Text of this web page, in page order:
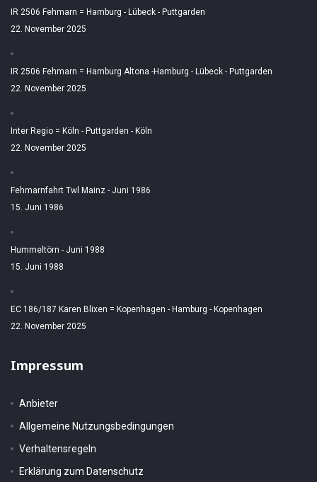
IR 2506 Fehmarn = Hamburg - Lübeck - Puttgarden
22. November 2025
IR 2506 Fehmarn = Hamburg Altona -Hamburg - Lübeck - Puttgarden
22. November 2025
Inter Regio = Köln - Puttgarden - Köln
22. November 2025
Fehmarnfahrt Twl Mainz - Juni 1986
15. Juni 1986
Hummeltörn - Juni 1988
15. Juni 1988
EC 186/187 Karen Blixen = Kopenhagen - Hamburg - Kopenhagen
22. November 2025
Impressum
Anbieter
Allgemeine Nutzungsbedingungen
Verhaltensregeln
Erklärung zum Datenschutz